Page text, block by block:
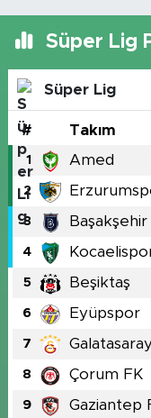
Süper Lig
Süper Lig
# Takım
1 Amed
2
3 Başakşehir
4
5 Beşiktaş
6 Eyüpspor
7 Galatasaray
8 Çorum FK
9 Gaziantep